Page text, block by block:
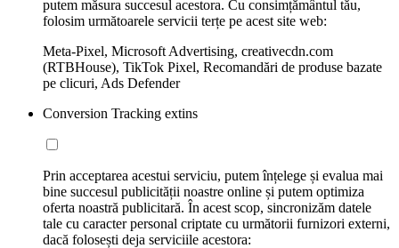
putem măsura succesul acestora. Cu consimțământul tău,
folosim următoarele servicii terțe pe acest site web:
Meta-Pixel, Microsoft Advertising, creativecdn.com
(RTBHouse), TikTok Pixel, Recomandări de produse bazate
pe clicuri, Ads Defender
Conversion Tracking extins
Prin acceptarea acestui serviciu, putem înțelege și evalua mai
bine succesul publicității noastre online și putem optimiza
oferta noastră publicitară. În acest scop, sincronizăm datele
tale cu caracter personal criptate cu următorii furnizori externi,
dacă folosești deja serviciile acestora: